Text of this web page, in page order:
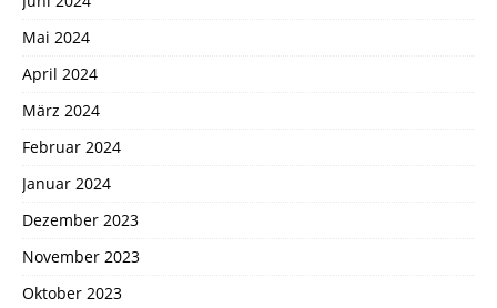
Mai 2024
April 2024
März 2024
Februar 2024
Januar 2024
Dezember 2023
November 2023
Oktober 2023